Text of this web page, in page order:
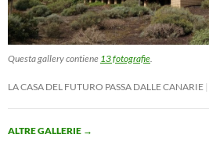
Questa gallery contiene 13 fotografie
LA CASA DEL FUTURO PASSA DALLE CANARIE
ALTRE GALLERIE →